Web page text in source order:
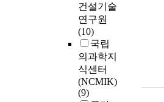
건설기술
연구원
(10)
국립
의과학지
식센터
(NCMIK)
(9)